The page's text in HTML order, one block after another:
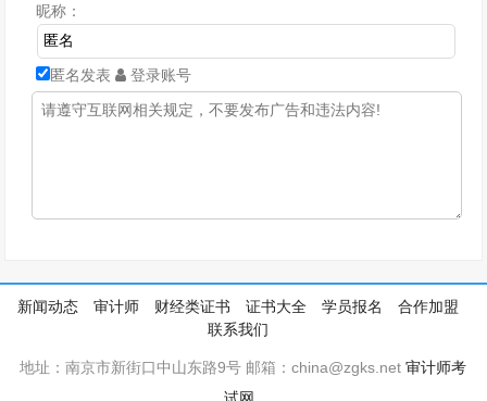
昵称：
匿名发表 登录账号
新闻动态 审计师 财经类证书 证书大全 学员报名
合作加盟
联系我们
地址：南京市新街口中山东路9号 邮箱：china@zgks.net审计师考